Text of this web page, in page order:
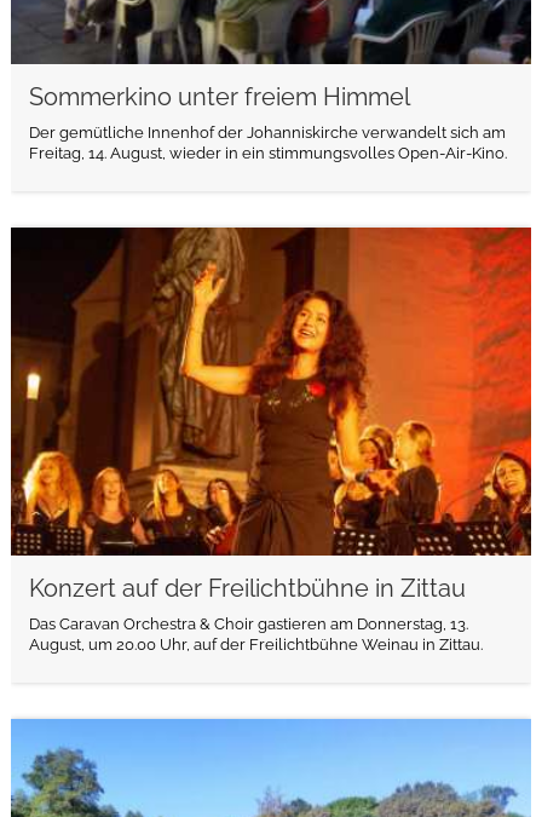
Sommerkino unter freiem Himmel
Der gemütliche Innenhof der Johanniskirche verwandelt sich am
Freitag, 14. August, wieder in ein stimmungsvolles Open-Air-Kino.
Konzert auf der Freilichtbühne in Zittau
Das Caravan Orchestra & Choir gastieren am Donnerstag, 13.
August, um 20.00 Uhr, auf der Freilichtbühne Weinau in Zittau.
weiterlesen